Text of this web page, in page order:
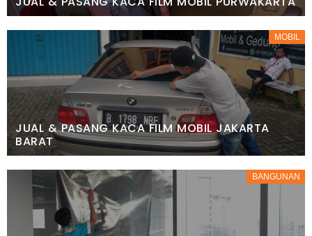
MOBIL
JUAL & PASANG KACA FILM MOBIL JAKARTA
BARAT
BANGUNAN